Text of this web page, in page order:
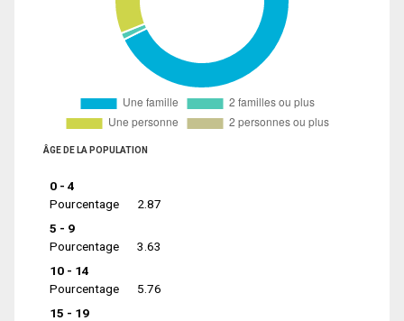
ÂGE DE LA POPULATION
0 - 4
Pourcentage
2.87
5 - 9
Pourcentage
3.63
10 - 14
Pourcentage
5.76
15 - 19